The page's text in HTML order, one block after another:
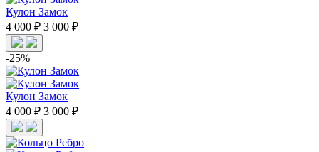
Кулон Замок
4 000 ₽ 3 000 ₽
-25%
Кулон Замок
4 000 ₽ 3 000 ₽